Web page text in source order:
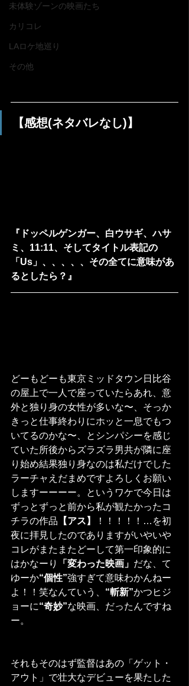
未体験ゾーンの映画たち
カリコレ
LAロケ地巡り
その他
【感想(ネタバレなし)】
『ドッペルゲンガー、白ウサギ、ハサ
ミ、11:11、そしてタイトル表記の
「Us」、、、、、その全てに意味があ
るとしたら？』
どーもどーも東京ミッドタウン日比谷
の屋上で一人で座っていたらあれ、意
外と独り身の女性が多いな〜、そっか
きっと仕事終わりにホッと一息でもつ
いてるのかな〜、とシンパシーを感じ
ていた所後からズラズラ男共が隣に座
り始め結果独り身なのは私だけでした
ラーチャえだまめですよろしくお願い
しますーーーー。というワケで今日は
ずっとずっと前から私が観たかったコ
チラの作品 【アス】
！！！！！…を初
夜に拝見したのでありますがいやいや
コレがまたまたどーして第一印象的に
はかなーり
「変わった映画」 だな、て
ゆーか“個性”強すぎて意味わかんねー
よ！！笑なんていう、 “斬新”かつヒジ
ョーに“奇妙”な映画、だったんですね
ー。
それもそのはず監督はあの「ゲット・
アウト」で壮大なデビューを果たした